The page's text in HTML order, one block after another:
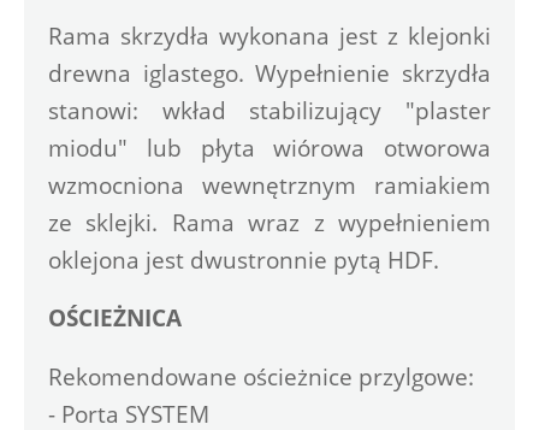
Rama skrzydła wykonana jest z klejonki
drewna iglastego. Wypełnienie skrzydła
stanowi: wkład stabilizujący "plaster
miodu" lub płyta wiórowa otworowa
wzmocniona wewnętrznym ramiakiem
ze sklejki. Rama wraz z wypełnieniem
oklejona jest dwustronnie pytą HDF.
OŚCIEŻNICA
Rekomendowane ościeżnice przylgowe:
- Porta SYSTEM